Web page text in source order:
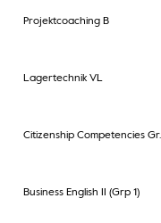
Projektcoaching B
Lagertechnik VL
Citizenship Competencies Gr.
Business English II (Grp 1)